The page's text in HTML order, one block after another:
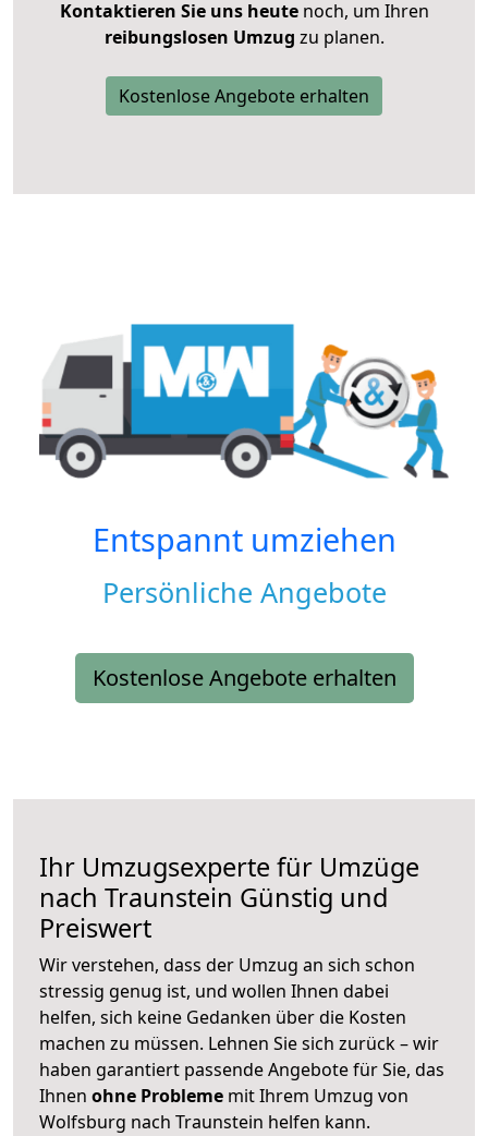
Kontaktieren Sie uns heutenoch, um Ihren
reibungslosen Umzug zu planen.
Kostenlose Angebote erhalten
Entspannt umziehen
Persönliche Angebote
Kostenlose Angebote erhalten
Ihr Umzugsexperte für Umzüge
nach Traunstein Günstig und
Preiswert
Wir verstehen, dass der Umzug an sich schon
stressig genug ist, und wollen Ihnen dabei
helfen, sich keine Gedanken über die Kosten
machen zu müssen. Lehnen Sie sich zurück – wir
haben garantiert passende Angebote für Sie, das
Ihnen ohne Probleme mit Ihrem Umzug von
Wolfsburg nach Traunstein helfen kann.